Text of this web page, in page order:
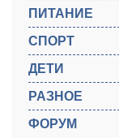
ПИТАНИЕ
СПОРТ
ДЕТИ
РАЗНОЕ
ФОРУМ